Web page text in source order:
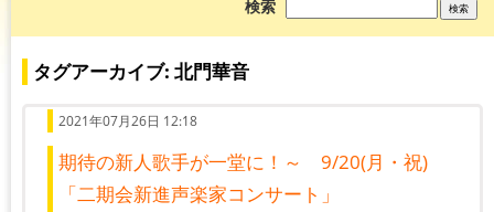
検索
を
タグアーカイブ: 北門華音
2021年07月26日 12:18
期待の新人歌手が一堂に！～ 9/20(月・祝)
「二期会新進声楽家コンサート」